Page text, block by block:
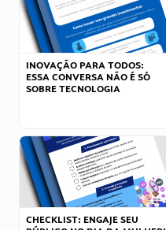
INOVAÇÃO PARA TODOS:
ESSA CONVERSA NÃO É SÓ
SOBRE TECNOLOGIA
CHECKLIST: ENGAJE SEU